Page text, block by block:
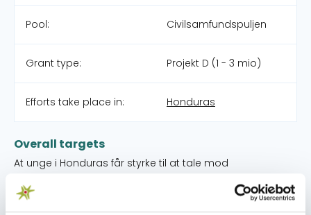
Pool: Civilsamfundspuljen
Grant type: Projekt D (1 - 3 mio)
Efforts take place in: Honduras
Overall targets
At unge i Honduras får styrke til at tale mod
lokalsamfund.